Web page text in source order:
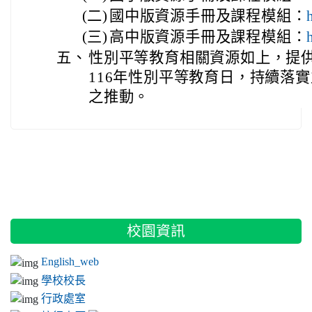
(二) 國中版資源手冊及課程模組：
(三) 高中版資源手冊及課程模組：
五、 性別平等教育相關資源如上，提
116年性別平等教育日，持續落
之推動。
::: 校園資訊
English_web
學校校長
行政處室